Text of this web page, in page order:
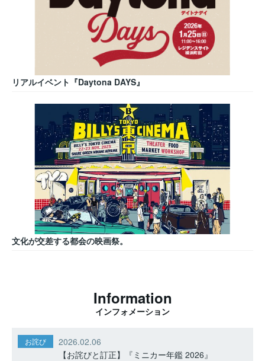
リアルイベント『Daytona DAYS』
文化が交差する都会の映画祭。
Information
インフォメーション
お詫び
2026.02.06
【お詫びと訂正】『ミニカー年鑑 2026』